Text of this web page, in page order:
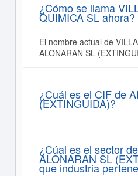
¿Cómo se llama
QUIMICA SL ahora?
El nombre actual de
ALONARAN SL
¿Cuál es el CIF de
(EXTINGUIDA)?
¿Cúal es el sector
ALONARAN SL
que industria